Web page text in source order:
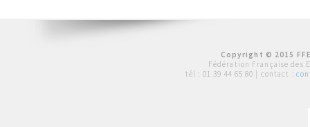
Copyright © 2015
Fédération Française des
tél : 01 39 44 65 80 | contact :